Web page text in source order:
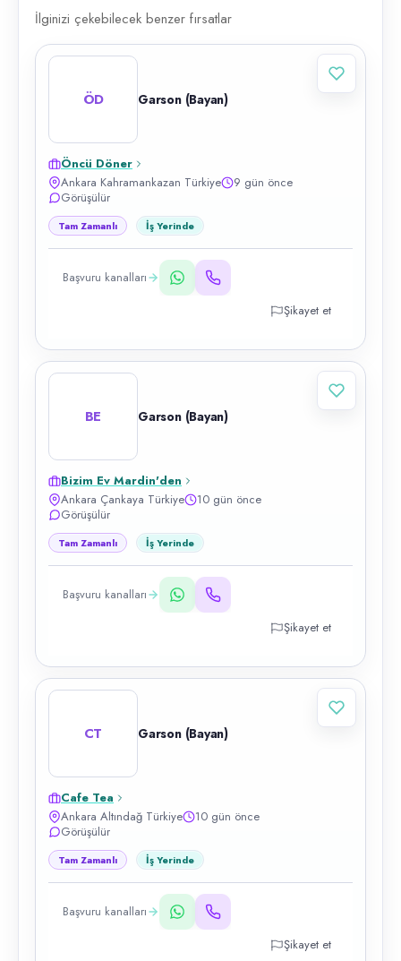
İlginizi çekebilecek benzer fırsatlar
ÖD Garson (Bayan)
Öncü Döner
Ankara Kahramankazan Türkiye
9 gün önce
Görüşülür
Tam Zamanlı İş Yerinde
Başvuru kanalları
Şikayet et
BE Garson (Bayan)
Bizim Ev Mardin'den
Ankara Çankaya Türkiye
10 gün önce
Görüşülür
Tam Zamanlı İş Yerinde
Başvuru kanalları
Şikayet et
CT Garson (Bayan)
Cafe Tea
Ankara Altındağ Türkiye
10 gün önce
Görüşülür
Tam Zamanlı İş Yerinde
Başvuru kanalları
Şikayet et